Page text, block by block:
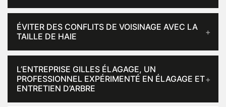
ÉVITER DES CONFLITS DE VOISINAGE AVEC LA
TAILLE DE HAIE
L’ENTREPRISE GILLES ÉLAGAGE, UN
PROFESSIONNEL EXPÉRIMENTÉ EN ÉLAGAGE ET
ENTRETIEN D’ARBRE